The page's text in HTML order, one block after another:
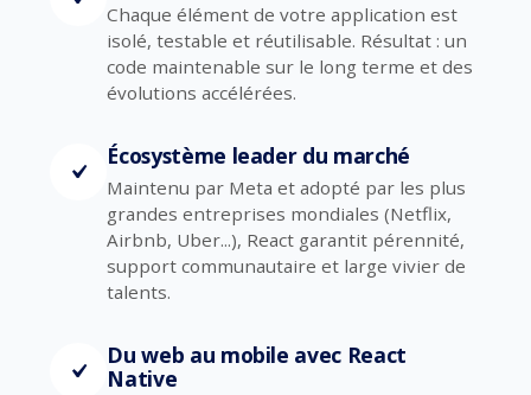
Chaque élément de votre application est
isolé, testable et réutilisable. Résultat : un
code maintenable sur le long terme et des
évolutions accélérées.
Écosystème leader du marché
Maintenu par Meta et adopté par les plus
grandes entreprises mondiales (Netflix,
Airbnb, Uber...), React garantit pérennité,
support communautaire et large vivier de
talents.
Du web au mobile avec React
Native